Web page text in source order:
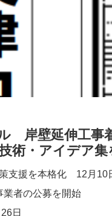
岸壁延伸工事
術・アイデア集
支援を本格化 12月10
業者の公募を開始
日​​